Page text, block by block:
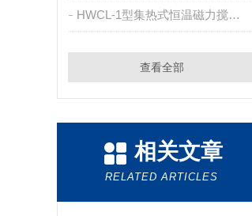
HWCL-1型集热式恒温磁力搅拌浴
查看全部
相关文章
RELATED ARTICLES